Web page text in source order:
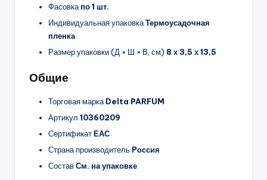
Фасовкапо 1 шт.
Индивидуальная упаковкаТермоусадочная
пленка
Размер упаковки (Д × Ш × В, см) 8 х 3,5 х 13,5
Общие
Торговая марка Delta PARFUM
Артикул 10360209
СертификатЕАС
Страна производительРоссия
СоставСм. на упаковке